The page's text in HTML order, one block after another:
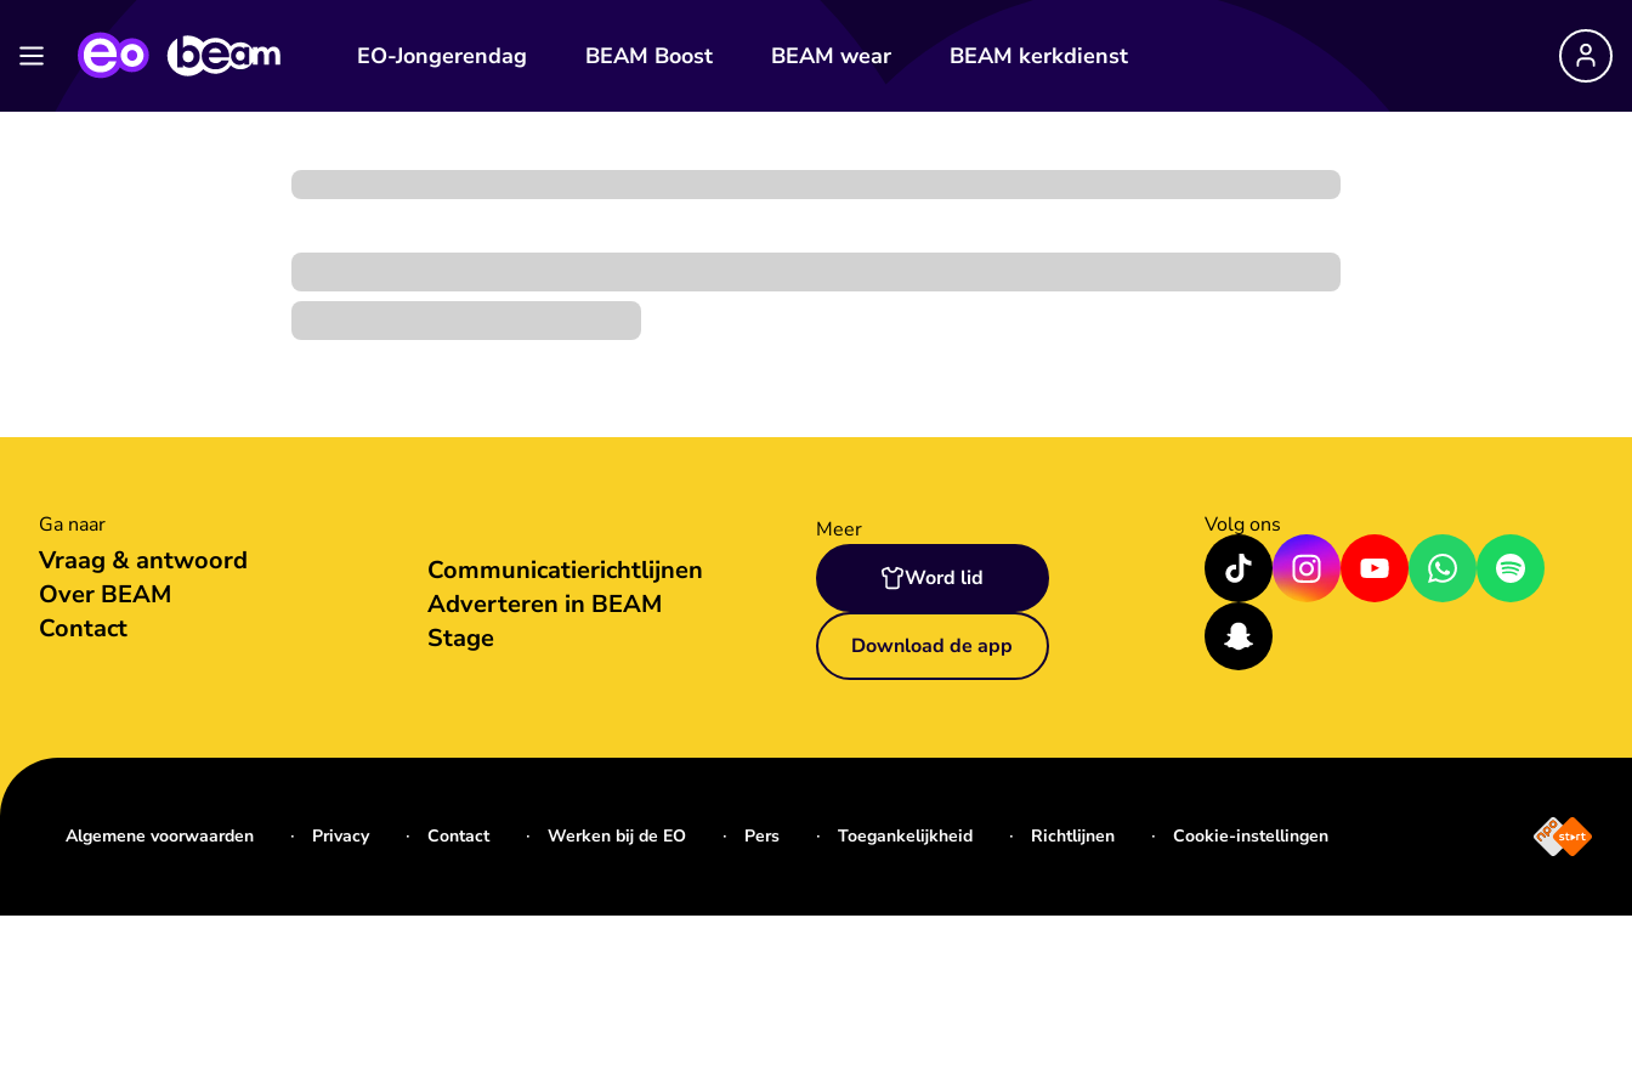
EO-Jongerendag BEAM Boost BEAM wear BEAM kerkdienst
Ga naar
Vraag & antwoord
Over BEAM
Contact
Communicatierichtlijnen
Adverteren in BEAM
Stage
Meer
Word lid
Download de app
Volg ons
Algemene voorwaarden Privacy Contact Werken bij de EO Pers Toegankelijkheid Richtlijnen Cookie-instellingen